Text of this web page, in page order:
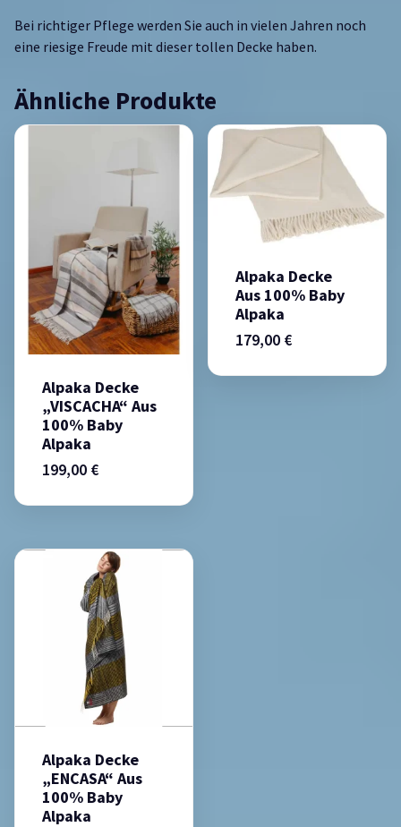
Bei richtiger Pflege werden Sie auch in vielen Jahren noch
eine riesige Freude mit dieser tollen Decke haben.
Ähnliche Produkte
Alpaka Decke
„VISCACHA“ Aus
100% Baby
Alpaka
199,00 €
Alpaka Decke
Aus 100% Baby
Alpaka
179,00 €
Alpaka Decke
„ENCASA“ Aus
100% Baby
Alpaka